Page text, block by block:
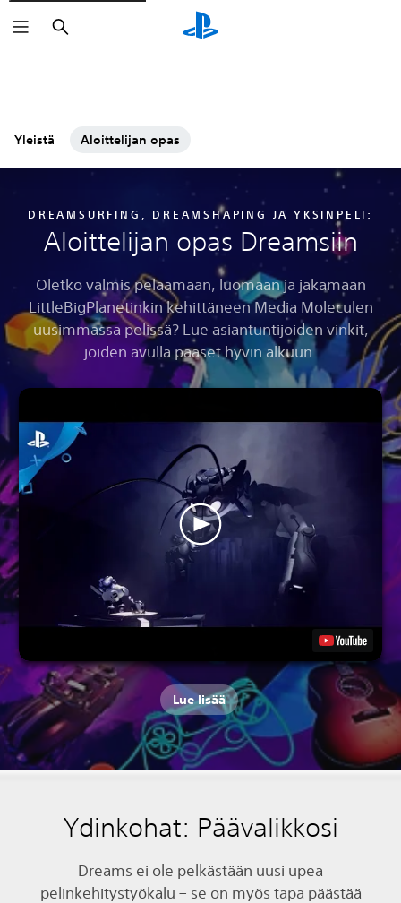
Haku
Yleistä Aloittelijan opas
DREAMSURFING, DREAMSHAPING JA YKSINPELI:
Aloittelijan opas Dreamsiin
Oletko valmis pelaamaan, luomaan ja jakamaan
LittleBigPlanetinkin kehittäneen Media Moleculen
uusimmassa pelissä? Lue asiantuntijoiden vinkit,
joiden avulla pääset hyvin alkuun.
Lue lisää
Ydinkohat: Päävalikkosi
Dreams ei ole pelkästään uusi upea
pelinkehitystyökalu – se on myös tapa päästää